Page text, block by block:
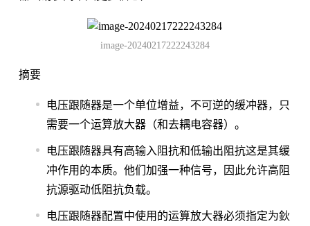
image-20240217222243284
摘要
电压跟随器是一个单位增益，不可逆的缓冲器，只
需要一个运算放大器（和去耦电容器）。
电压跟随器具有高输入阻抗和低输出阻抗这是其缓
冲作用的本质。他们加强一种信号，因此允许高阻
抗源驱动低阻抗负载。
电压跟随器配置中使用的运算放大器必须指定为鈥